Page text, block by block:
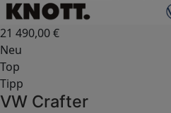
21 490,00€
Neu
Top
Tipp
VW Crafter